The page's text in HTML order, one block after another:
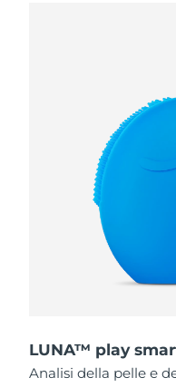
LUNA™ play
Analisi della pelle e